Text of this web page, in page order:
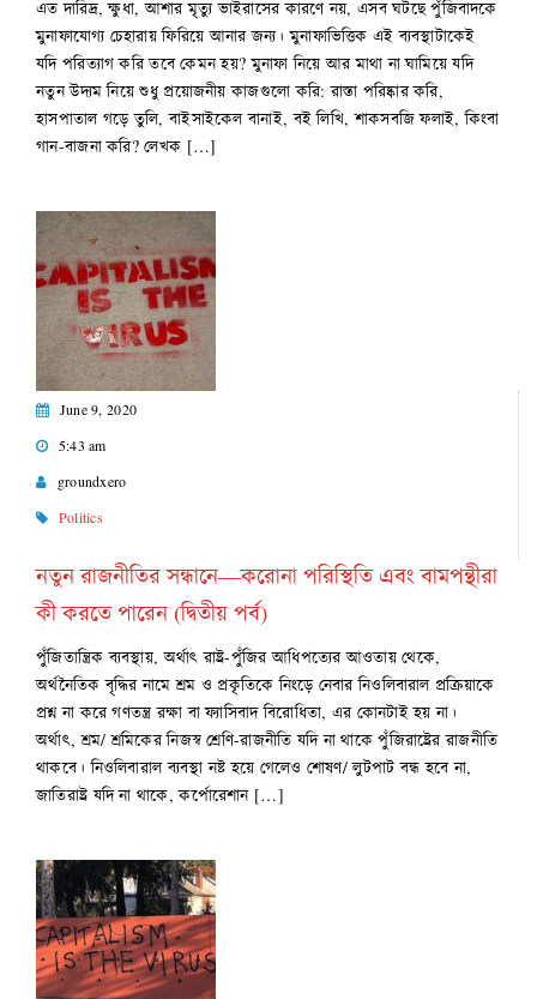
এত দারিদ্র, ক্ষুধা, আশার মৃত্যু ভাইরাসের কারণে নয়, এসব ঘটছে পুঁজিবাদকে
মুনাফাযোগ্য চেহারায় ফিরিয়ে আনার জন্য। মুনাফাভিত্তিক এই ব্যবস্থাটাকেই
যদি পরিত্যাগ করি তবে কেমন হয়? মুনাফা নিয়ে আর মাথা না ঘামিয়ে যদি
নতুন উদ্যম নিয়ে শুধু প্রয়োজনীয় কাজগুলো করি: রাস্তা পরিষ্কার করি,
হাসপাতাল গড়ে তুলি, বাইসাইকেল বানাই, বই লিখি, শাকসবজি ফলাই, কিংবা
গান-বাজনা করি? লেখক […]
June 9, 2020
5:43 am
groundxero
Politics
নতুন রাজনীতির সন্ধানে—করোনা পরিস্থিতি এবং বামপন্থীরা
কী করতে পারেন (দ্বিতীয় পর্ব)
পুঁজিতান্ত্রিক ব্যবস্থায়, অর্থাৎ রাষ্ট্র-পুঁজির আধিপত্যের আওতায় থেকে,
অর্থনৈতিক বৃদ্ধির নামে শ্রম ও প্রকৃতিকে নিংড়ে নেবার নিওলিবারাল প্রক্রিয়াকে
প্রশ্ন না করে গণতন্ত্র রক্ষা বা ফ্যাসিবাদ বিরোধিতা, এর কোনটাই হয় না।
অর্থাৎ, শ্রম/ শ্রমিকের নিজস্ব শ্রেণি-রাজনীতি যদি না থাকে পুঁজিরাষ্ট্রের রাজনীতি
থাকবে। নিওলিবারাল ব্যবস্থা নষ্ট হয়ে গেলেও শোষণ/ লুটপাট বন্ধ হবে না,
জাতিরাষ্ট্র যদি না থাকে, কর্পোরেশান […]